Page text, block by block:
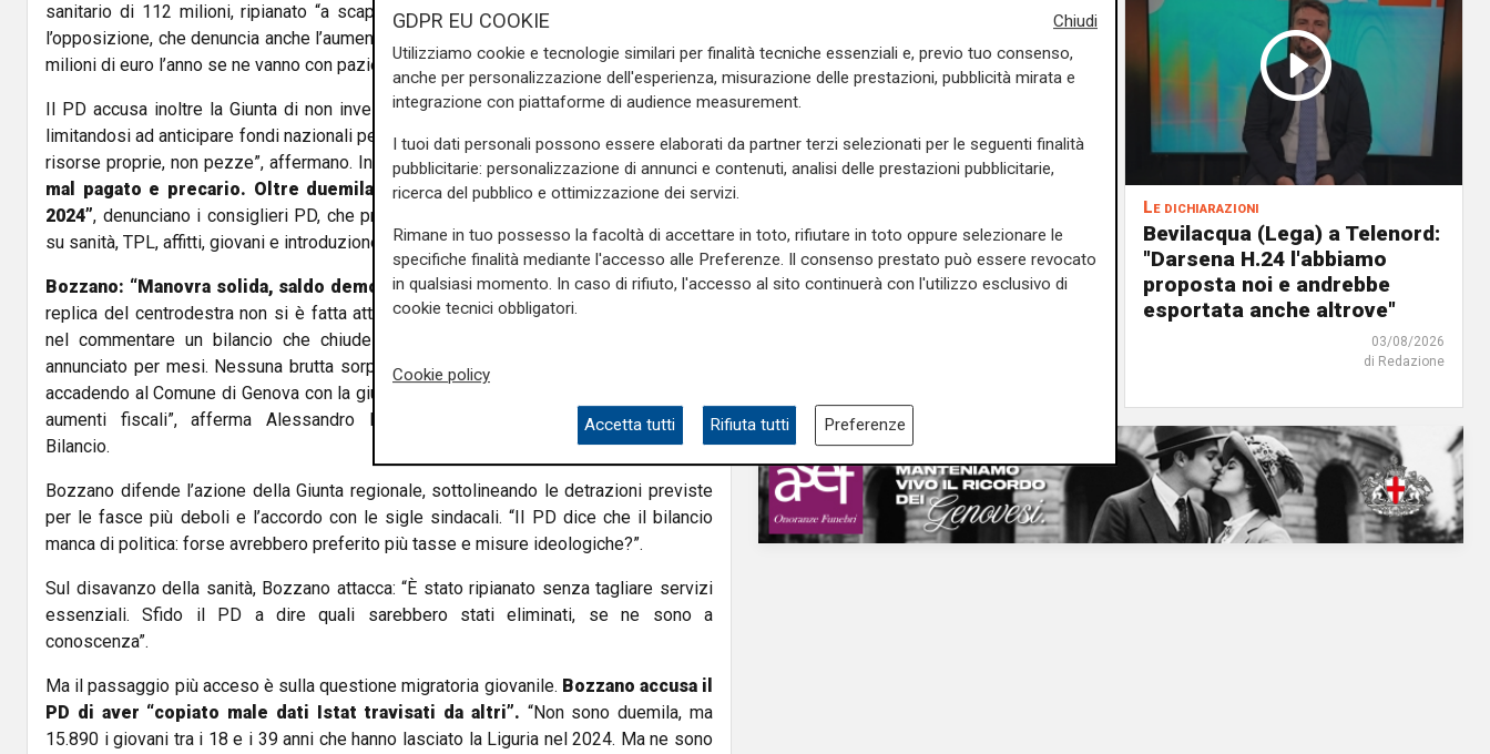
sanitario di 112 milioni, ripianato “a scapito di altri servizi per i cittadini”, secondo
l’opposizione, che denuncia anche l’aumento della mobilità sanitaria passiva: “Oltre 70
milioni di euro l’anno se ne vanno con pazienti che si curano fuori regione”.
Il PD accusa inoltre la Giunta di non investire davvero sul trasporto pubblico locale,
limitandosi ad anticipare fondi nazionali per coprire i danni gestionali di AMT. “Servono
risorse proprie, non pezze”, affermano. Infine,il lavoro: “Cresce nei numeri, ma è
mal pagato e precario. Oltre duemila under 40 hanno lasciato la Liguria nel
2024”, denunciano i consiglieri PD, che promettono emendamenti e ordini del giorno
su sanità, TPL, affitti, giovani e introduzione del salario minimo negli appalti regionali.
Bozzano: “Manovra solida, saldo demografico positivo. Il PD disinforma” -La
replica del centrodestra non si è fatta attendere. “Comprendiamo le difficoltà del Pd
nel commentare un bilancio che chiude in pareggio, senza i buchi che avevano
annunciato per mesi. Nessuna brutta sorpresa per i liguri, a differenza di quanto sta
accadendo al Comune di Genova con la giunta Salis, che si presenta con una raffica di
aumenti fiscali”, afferma Alessandro Bozzano, presidente della Commissione
Bilancio.
Bozzano difende l’azione della Giunta regionale, sottolineando le detrazioni previste
per le fasce più deboli e l’accordo con le sigle sindacali. “Il PD dice che il bilancio
manca di politica: forse avrebbero preferito più tasse e misure ideologiche?”.
Sul disavanzo della sanità, Bozzano attacca: “È stato ripianato senza tagliare servizi
essenziali. Sfido il PD a dire quali sarebbero stati eliminati, se ne sono a
conoscenza”.
Ma il passaggio più acceso è sulla questione migratoria giovanile. Bozzano accusa il
PD di aver “copiato male dati Istat travisati da altri”. “Non sono duemila, ma
15.890 i giovani tra i 18 e i 39 anni che hanno lasciato la Liguria nel 2024. Ma ne sono
Claudio Montaldo: "Pochi
punti d'incontro e crisi della
famiglia, ma si cerca il
Le dichiarazioni
Bevilacqua (Lega) a Telenord:
"Darsena H.24 l'abbiamo
proposta noi e andrebbe
esportata anche altrove"
03/08/2026
di Redazione
Chiudi
GDPR EU COOKIE
Utilizziamo cookie e tecnologie similari per finalità tecniche essenziali e, previo tuo consenso,
anche per personalizzazione dell'esperienza, misurazione delle prestazioni, pubblicità mirata e
integrazione con piattaforme di audience measurement.
I tuoi dati personali possono essere elaborati da partner terzi selezionati per le seguenti finalità
pubblicitarie: personalizzazione di annunci e contenuti, analisi delle prestazioni pubblicitarie,
ricerca del pubblico e ottimizzazione dei servizi.
Rimane in tuo possesso la facoltà di accettare in toto, rifiutare in toto oppure selezionare le
specifiche finalità mediante l'accesso alle Preferenze. Il consenso prestato può essere revocato
in qualsiasi momento. In caso di rifiuto, l'accesso al sito continuerà con l'utilizzo esclusivo di
cookie tecnici obbligatori.
Cookie policy
Accetta tutti Rifiuta tutti Preferenze